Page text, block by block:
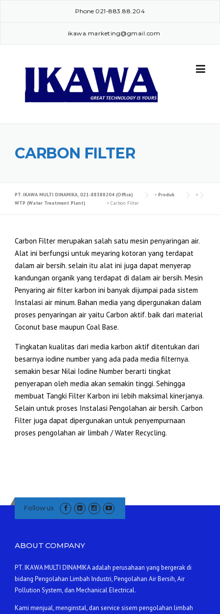
Phone 021-883.88.204
ikawa.marketing@gmail.com
CARBON FILTER
PT. IKAWA MULTI DINAMIKA, 021-88388204 (Office) > Produk
>
WTP (Water Treatment Plant)
> Carbon Filter
Carbon Filter merupakan salah satu mesin penyaringan air.
Alat ini berfungsi untuk meyaring kotoran yang terdapat
dalam air bersih. selain itu alat ini juga dapat menyerap
kandungan organik yang terdapat di dalam air bersih. Mesin
Penyaring air filter karbon ini banyak dijumpai pada sistem
Instalasi air minum. Bahan media yang dipergunakan dalam
proses penyaringan air yaitu Carbon aktif. baik dari material
Coconut base maupun Coal Base.
Tingkatan kualitas dari media karbon aktif ditentukan dari
besarnya iodine number yang ada pada media filternya.
semakin besar Nilai Iodine Number berarti tingkat
penyerapan oleh media akan semakin tinggi. Sehingga
membuat Tangki Filter Karbon ini lebih maksimal kinerjanya.
Selain untuk proses Instalasi Pengolahan air bersih. Carbon
Filter juga dapat dipergunakan untuk penyempurnaan
proses pengolahan air limbah / Water Recycling.
Follow us
ABOUT COMPANY
PT. IKAWA MULTI DINAMIKA adalah perusahaan yang bergerak di
bidang Pengolahan Limbah Industri, Pengolahan Air Bersih, Air
Pollution System, dan Mechanical Electrical.
Kami menjual, menginstal, dan service sisem pengolahan limbah